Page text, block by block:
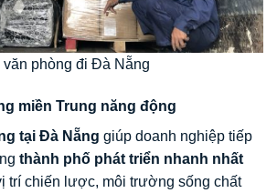
phòng đi Đà Nẵng
miền Trung năng động
tại Đà Nẵng giúp doanh nghiệp tiếp
thành phố phát triển nhanh nhất
trí chiến lược, môi trường sống chất